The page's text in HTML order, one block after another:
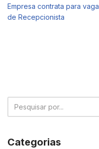
Empresa contrata para vaga
de Recepcionista
Categorias